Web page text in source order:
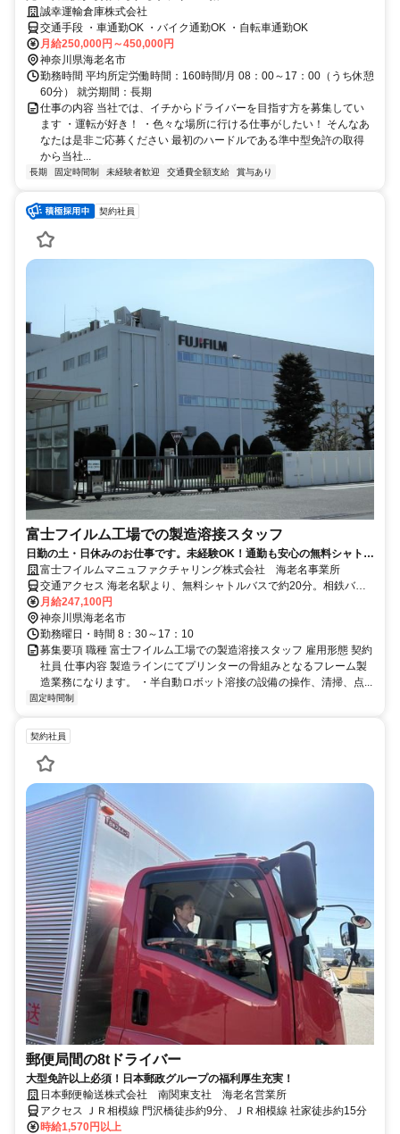
誠幸運輸倉庫株式会社
交通手段 ・車通勤OK ・バイク通勤OK ・自転車通勤OK
月給250,000円～450,000円
神奈川県海老名市
勤務時間 平均所定労働時間：160時間/月 08：00～17：00（うち休憩
60分） 就労期間：長期
仕事の内容 当社では、イチからドライバーを目指す方を募集してい
ます ・運転が好き！ ・色々な場所に行ける仕事がしたい！ そんなあ
なたは是非ご応募ください 最初のハードルである準中型免許の取得
から当社...
長期 固定時間制 未経験者歓迎 交通費全額支給 賞与あり
契約社員
富士フイルム工場での製造溶接スタッフ
日勤の土・日休みのお仕事です。未経験OK！通勤も安心の無料シャトル
バスあり！
富士フイルムマニュファクチャリング株式会社 海老名事業所
交通アクセス 海老名駅より、無料シャトルバスで約20分。相鉄バス0
番線乗り場よりご乗車頂けます。 自家用車での通勤も可能です！
月給247,100円
神奈川県海老名市
勤務曜日・時間 8：30～17：10
募集要項 職種 富士フイルム工場での製造溶接スタッフ 雇用形態 契約
社員 仕事内容 製造ラインにてプリンターの骨組みとなるフレーム製
造業務になります。 ・半自動ロボット溶接の設備の操作、清掃、点...
固定時間制
契約社員
郵便局間の8tドライバー
大型免許以上必須！日本郵政グループの福利厚生充実！
日本郵便輸送株式会社 南関東支社 海老名営業所
アクセス ＪＲ相模線 門沢橋徒歩約9分、ＪＲ相模線 社家徒歩約15分
時給1,570円以上